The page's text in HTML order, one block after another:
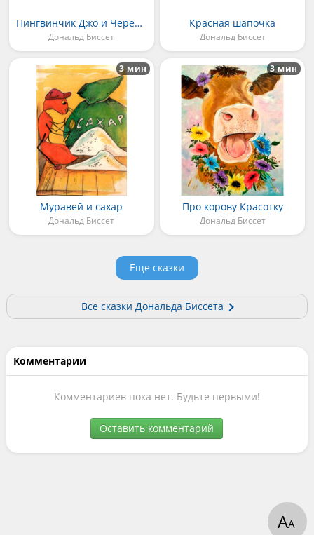
Пингвинчик Джо и Черепашка Джейн
Дональд Биссет
Красная шапочка
Дональд Биссет
Муравей и сахар
Дональд Биссет
3 мин
Про корову Красотку
Дональд Биссет
3 мин
Еще сказки
Все сказки Дональда Биссета
Комментарии
Комментариев пока нет. Будьте первыми!
Оставить комментарий
АА